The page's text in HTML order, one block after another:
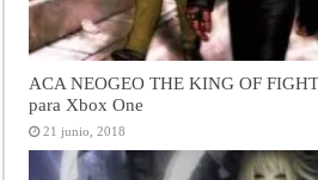
ACA NEOGEO THE KING OF
para Xbox One
21 junio, 2018